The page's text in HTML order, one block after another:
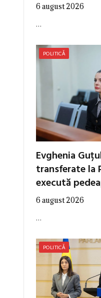
6 august 2026
…
POLITICĂ
Evghenia
transferate la
execută
6 august 2026
…
POLITICĂ